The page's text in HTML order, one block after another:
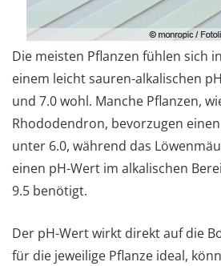
Die meisten Pflanzen fühlen sich
einem leicht sauren-alkalischen
und 7.0 wohl. Manche Pflanzen,
Rhododendron, bevorzugen
unter 6.0, während das
einen pH-Wert im alkalischen
9.5 benötigt.
Der pH-Wert wirkt direkt auf die
für die jeweilige Pflanze ideal,